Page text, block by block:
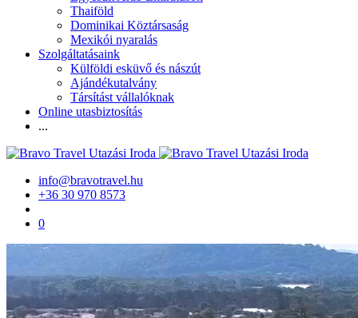
Thaiföld
Dominikai Köztársaság
Mexikói nyaralás
Szolgáltatásaink
Külföldi esküvő és nászút
Ajándékutalvány
Társítást vállalóknak
Online utasbiztosítás
...
info@bravotravel.hu
+36 30 970 8573
0